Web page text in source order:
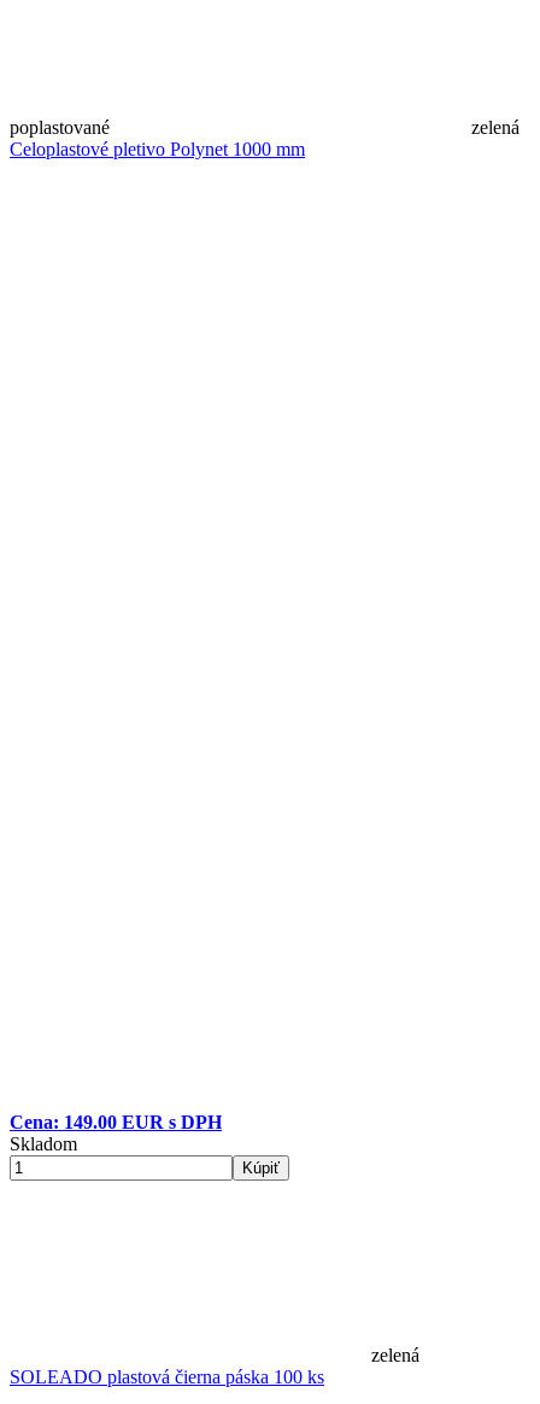
poplastované
zelená
Celoplastové pletivo Polynet 1000 mm
Cena: 149.00 EUR s DPH
Skladom
Kúpiť
zelená
SOLEADO plastová čierna páska 100 ks